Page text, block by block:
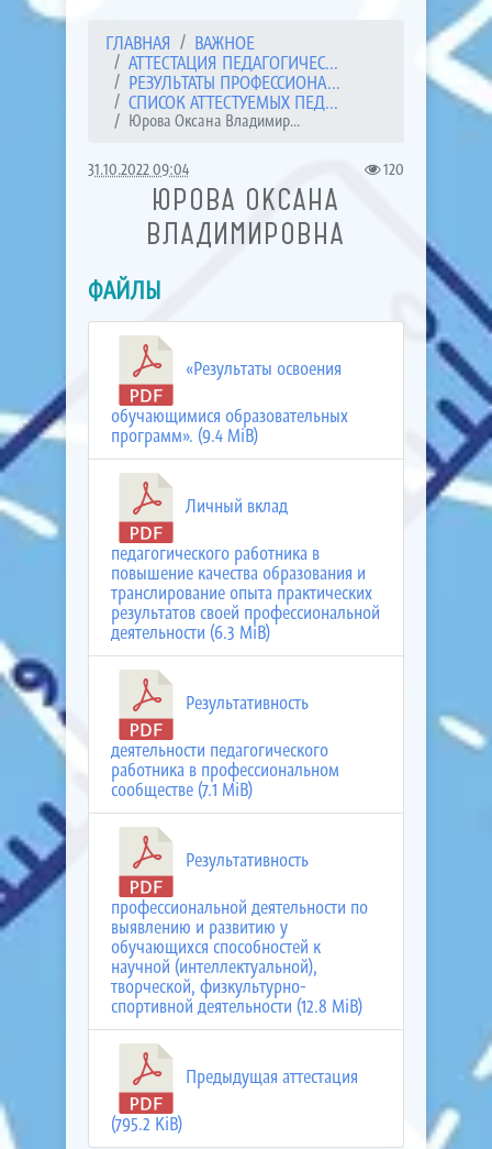
ГЛАВНАЯ
ВАЖНОЕ
АТТЕСТАЦИЯ ПЕДАГОГИЧЕС...
РЕЗУЛЬТАТЫ ПРОФЕССИОНА...
СПИСОК АТТЕСТУЕМЫХ ПЕД...
Юрова Оксана Владимир...
31.10.2022 09:04 120
ЮРОВА ОКСАНА
ВЛАДИМИРОВНА
ФАЙЛЫ
«Результаты освоения
обучающимися образовательных
программ». (9.4 MiB)
Личный вклад
педагогического работника в
повышение качества образования и
транслирование опыта практических
результатов своей профессиональной
деятельности (6.3 MiB)
Результативность
деятельности педагогического
работника в профессиональном
сообществе (7.1 MiB)
Результативность
профессиональной деятельности по
выявлению и развитию у
обучающихся способностей к
научной (интеллектуальной),
творческой, физкультурно-
спортивной деятельности (12.8 MiB)
Предыдущая аттестация
(795.2 KiB)